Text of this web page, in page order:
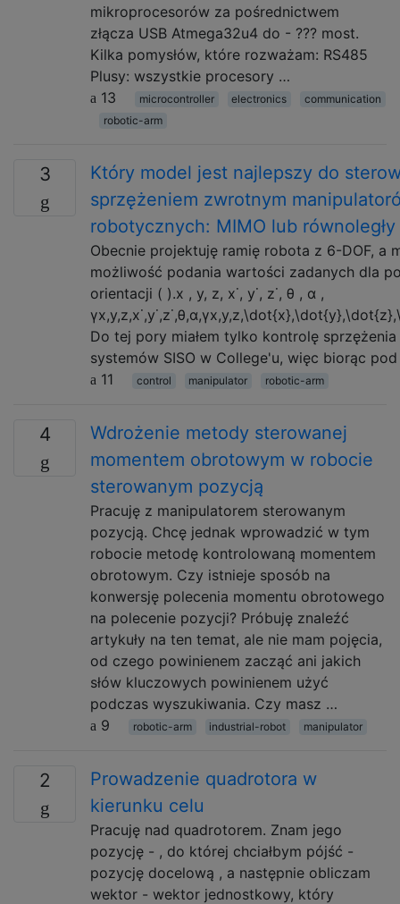
mikroprocesorów za pośrednictwem
złącza USB Atmega32u4 do - ??? most.
Kilka pomysłów, które rozważam: RS485
Plusy: wszystkie procesory …
13
microcontroller electronics
communication
robotic-arm
3
Który model jest najlepszy do
sprzężeniem zwrotnym
robotycznych: MIMO lub równoległy
Obecnie projektuję ramię robota z 6-DOF, a
możliwość podania wartości zadanych dla
orientacji ( ).x , y, z, x˙, y˙, z˙, θ , α ,
Do tej pory miałem tylko kontrolę
systemów SISO w College'u, więc biorąc
11
control manipulator robotic-arm
4
Wdrożenie metody sterowanej
momentem obrotowym w robocie
sterowanym pozycją
Pracuję z manipulatorem sterowanym
pozycją. Chcę jednak wprowadzić w tym
robocie metodę kontrolowaną momentem
obrotowym. Czy istnieje sposób na
konwersję polecenia momentu obrotowego
na polecenie pozycji? Próbuję znaleźć
artykuły na ten temat, ale nie mam pojęcia,
od czego powinienem zacząć ani jakich
słów kluczowych powinienem użyć
podczas wyszukiwania. Czy masz …
9
robotic-arm industrial-robot manipulator
2
Prowadzenie quadrotora w
kierunku celu
Pracuję nad quadrotorem. Znam jego
pozycję - , do której chciałbym pójść -
pozycję docelową , a następnie obliczam
wektor - wektor jednostkowy, który